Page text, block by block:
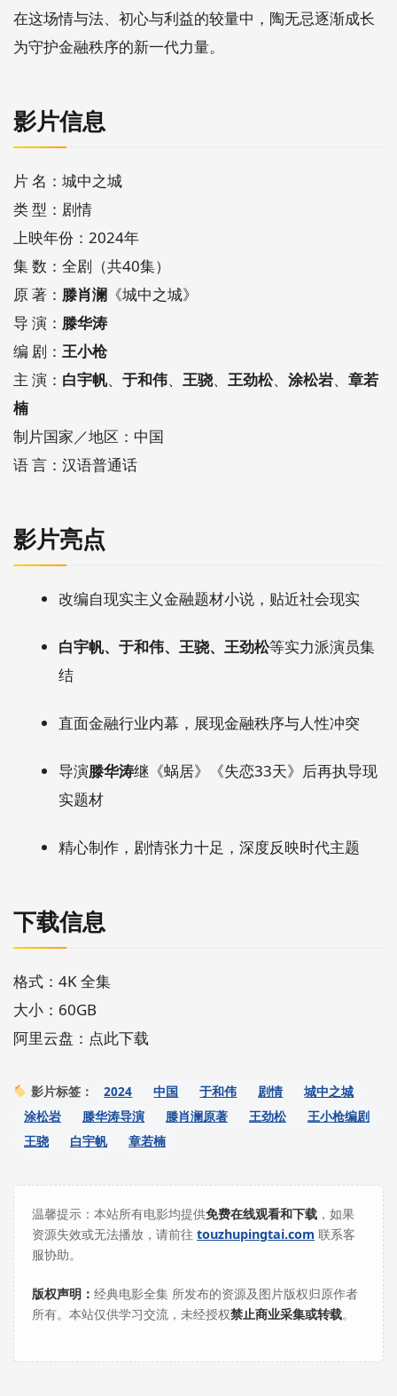
在这场情与法、初心与利益的较量中，陶无忌逐渐成长
为守护金融秩序的新一代力量。
影片信息
片 名：城中之城
类 型：剧情
上映年份：2024年
集 数：全剧（共40集）
原 著： 滕肖澜 《城中之城》
导 演： 滕华涛
编 剧： 王小枪
主 演： 白宇帆、 于和伟、 王骁、 王劲松、 涂松岩、 章若
楠
制片国家／地区：中国
语 言：汉语普通话
影片亮点
改编自现实主义金融题材小说，贴近社会现实
白宇帆、于和伟、王骁、王劲松等实力派演员集
结
直面金融行业内幕，展现金融秩序与人性冲突
导演滕华涛继《蜗居》《失恋33天》后再执导现
实题材
精心制作，剧情张力十足，深度反映时代主题
下载信息
格式：4K 全集
大小：60GB
阿里云盘：点此下载
影片标签： 2024 中国 于和伟 剧情
城中之城
涂松岩
滕华涛导演 滕肖澜原著 王劲松
王小枪编剧
王骁
白宇帆 章若楠
温馨提示：本站所有电影均提供免费在线观看和下载 ，如果
资源失效或无法播放，请前往 touzhupingtai.com 联系客
服协助。
版权声明： 经典电影全集 所发布的资源及图片版权归原作者
所有。本站仅供学习交流，未经授权禁止商业采集或转载。